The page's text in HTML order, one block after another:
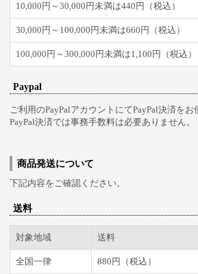
10,000円～30,000円未満は440円（税込）
30,000円～100,000円未満は660円（税込）
100,000円～300,000円未満は1,100円（税込）
Paypal
ご利用のPayPalアカウントにてPayPal決済をお
PayPal決済では事務手数料は必要ありません。
商品発送について
下記内容をご確認ください。
送料
対象地域 送料
全国一律 880円（税込）